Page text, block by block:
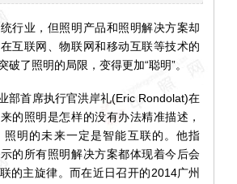
业，但照明产品和照明解决方案却
互联网、物联网和移动互联等技术的
破了照明的局限，变得更加“聪明”。
首席执行官洪岸礼(Eric Rondolat)在
的照明是怎样的没有办法精准描述，
照明的未来一定是智能互联的。他指
的所有照明解决方案都体现着今后会
的主旋律。而在近日召开的2014广州